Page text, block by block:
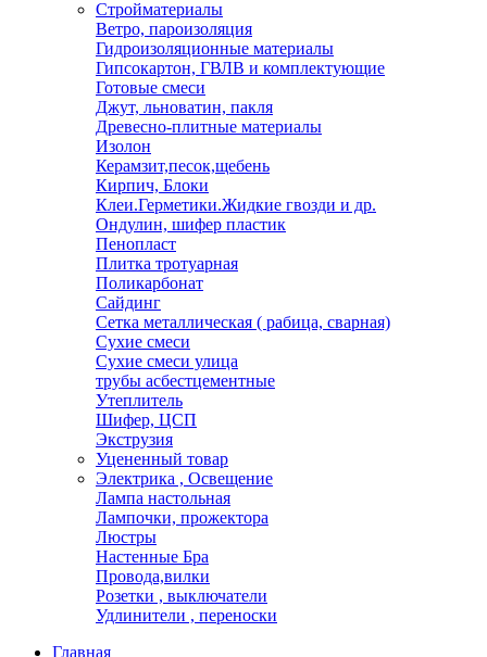
Стройматериалы
Ветро, пароизоляция
Гидроизоляционные материалы
Гипсокартон, ГВЛВ и комплектующие
Готовые смеси
Джут, льноватин, пакля
Древесно-плитные материалы
Изолон
Керамзит,песок,щебень
Кирпич, Блоки
Клеи.Герметики.Жидкие гвозди и др.
Ондулин, шифер пластик
Пенопласт
Плитка тротуарная
Поликарбонат
Сайдинг
Сетка металлическая ( рабица, сварная)
Сухие смеси
Сухие смеси улица
трубы асбестцементные
Утеплитель
Шифер, ЦСП
Экструзия
Уцененный товар
Электрика , Освещение
Лампа настольная
Лампочки, прожектора
Люстры
Настенные Бра
Провода,вилки
Розетки , выключатели
Удлинители , переноски
Главная